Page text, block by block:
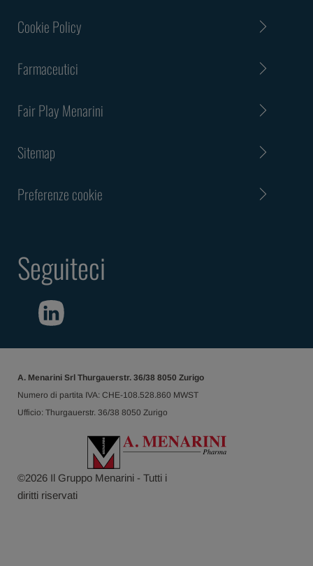
Cookie Policy
Farmaceutici
Fair Play Menarini
Sitemap
Preferenze cookie
Seguiteci
A. Menarini Srl Thurgauerstr. 36/38 8050 Zurigo
Numero di partita IVA: CHE-108.528.860 MWST
Ufficio: Thurgauerstr. 36/38 8050 Zurigo
©2026 Il Gruppo Menarini - Tutti i
diritti riservati